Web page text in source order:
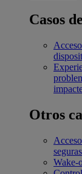
Casos
Otros
seguras